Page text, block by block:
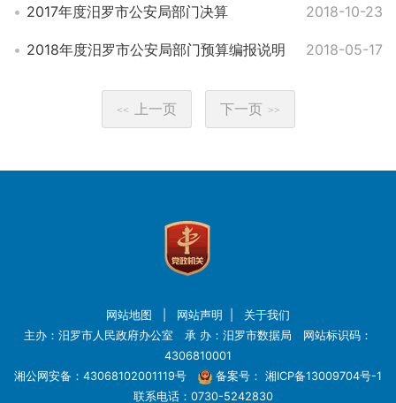
2017年度汨罗市公安局部门决算 2018-10-23
2018年度汨罗市公安局部门预算编报说明 2018-05-17
<< 上一页 下一页 >>
网站地图 网站声明
关于我们
主办：汨罗市人民政府办公室 承 办：汨罗市数据局 网站标识码：
4306810001
湘公网安备：43068102001119号
备案号： 湘ICP备13009704号-1
联系电话：0730-5242830